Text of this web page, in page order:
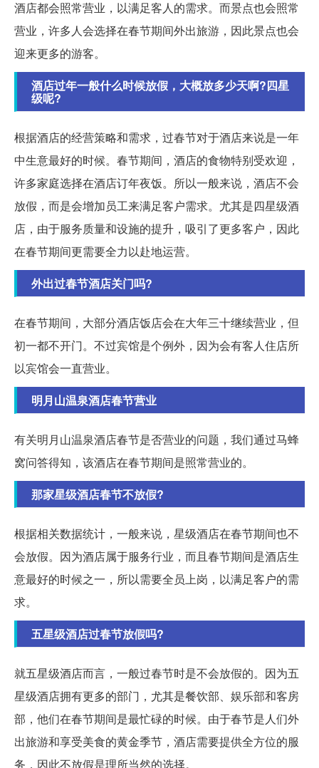
酒店都会照常营业，以满足客人的需求。而景点也会照常
营业，许多人会选择在春节期间外出旅游，因此景点也会
迎来更多的游客。
酒店过年一般什么时候放假，大概放多少天啊?四星
级呢?
根据酒店的经营策略和需求，过春节对于酒店来说是一年
中生意最好的时候。春节期间，酒店的食物特别受欢迎，
许多家庭选择在酒店订年夜饭。所以一般来说，酒店不会
放假，而是会增加员工来满足客户需求。尤其是四星级酒
店，由于服务质量和设施的提升，吸引了更多客户，因此
在春节期间更需要全力以赴地运营。
外出过春节酒店关门吗?
在春节期间，大部分酒店饭店会在大年三十继续营业，但
初一都不开门。不过宾馆是个例外，因为会有客人住店所
以宾馆会一直营业。
明月山温泉酒店春节营业
有关明月山温泉酒店春节是否营业的问题，我们通过马蜂
窝问答得知，该酒店在春节期间是照常营业的。
那家星级酒店春节不放假?
根据相关数据统计，一般来说，星级酒店在春节期间也不
会放假。因为酒店属于服务行业，而且春节期间是酒店生
意最好的时候之一，所以需要全员上岗，以满足客户的需
求。
五星级酒店过春节放假吗?
就五星级酒店而言，一般过春节时是不会放假的。因为五
星级酒店拥有更多的部门，尤其是餐饮部、娱乐部和客房
部，他们在春节期间是最忙碌的时候。由于春节是人们外
出旅游和享受美食的黄金季节，酒店需要提供全方位的服
务，因此不放假是理所当然的选择。